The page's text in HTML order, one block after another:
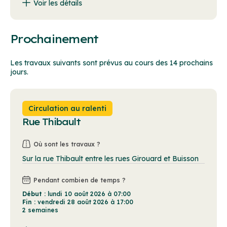
Voir les détails
Prochainement
Les travaux suivants sont prévus au cours des 14 prochains
jours.
Rue Thibault
Circulation au ralenti
Où sont les travaux ?
Sur la rue Thibault entre les rues Girouard et Buisson
Pendant combien de temps ?
Début : lundi 10 août 2026 à 07:00
Fin : vendredi 28 août 2026 à 17:00
2 semaines